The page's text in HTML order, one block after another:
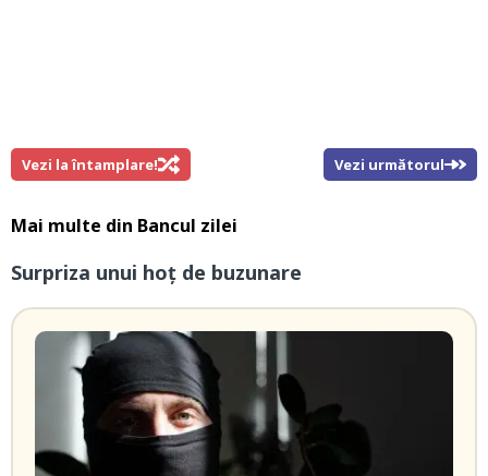
Vezi la întamplare! Vezi următorul
Mai multe din Bancul zilei
Surpriza unui hoţ de buzunare